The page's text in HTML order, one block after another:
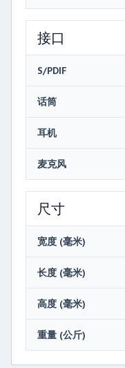
接口
S/PDIF
话筒
耳机
麦克风
尺寸
宽度 (毫米)
长度 (毫米)
高度 (毫米)
重量 (公斤)